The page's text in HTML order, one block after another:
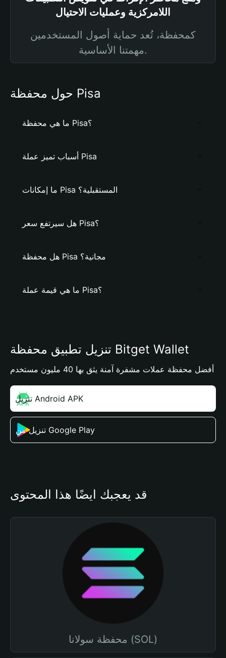
اللامركزية وعمليات الاحتيال
كمحفظة، تُعد حماية أصول المستخدمين
مهمتنا الأساسية.
حول محفظة Pisa
ما هي محفظة Pisa؟
أسباب تميز عملة Pisa
ما إمكانات Pisa المستقبلية؟
هل سيرتفع سعر Pisa؟
هل محفظة Pisa مجانية؟
ما هي قيمة عملة Pisa؟
تنزيل تطبيق محفظة Bitget Wallet
أفضل محفظة عملات مشفرة آمنة يثق بها 40 مليون مستخدم
تنزيل Android APK
تنزيل من Google Play
قد يعجبك أيضًا هذا المحتوى
محفظة سولانا (SOL)